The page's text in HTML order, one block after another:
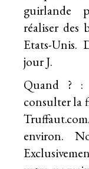
guirlande
réaliser des
Etats-Unis.
jour J.
Quand ? :
consulter la
environ.